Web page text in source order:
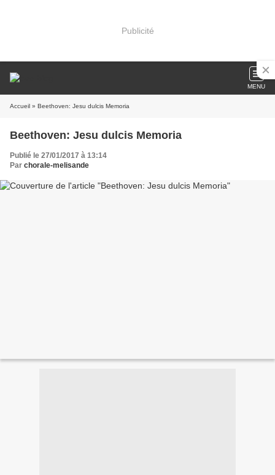
Publicité
MENU
Accueil » Beethoven: Jesu dulcis Memoria
Beethoven: Jesu dulcis Memoria
Publié le 27/01/2017 à 13:14
Par chorale-melisande